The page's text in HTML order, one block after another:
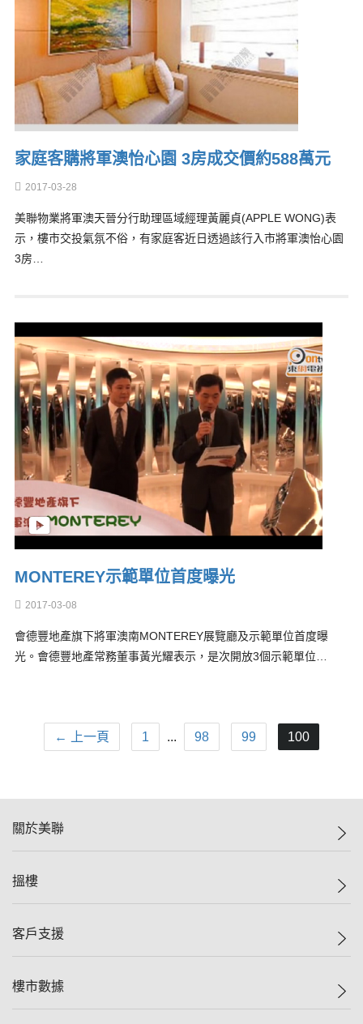
家庭客購將軍澳怡心園 3房成交價約588萬元
2017-03-28
美聯物業將軍澳天晉分行助理區域經理黃麗貞(APPLE WONG)表
示，樓市交投氣氛不俗，有家庭客近日透過該行入市將軍澳怡心園
3房…
MONTEREY示範單位首度曝光
2017-03-08
會德豐地產旗下將軍澳南MONTEREY展覽廳及示範單位首度曝
光。會德豐地產常務董事黃光耀表示，是次開放3個示範單位…
← 上一頁 1 ... 98 99 100
關於美聯
美聯集團
人才招募
搵樓
一手新盤
減價
客戶支援
自助放盤
樓市數據